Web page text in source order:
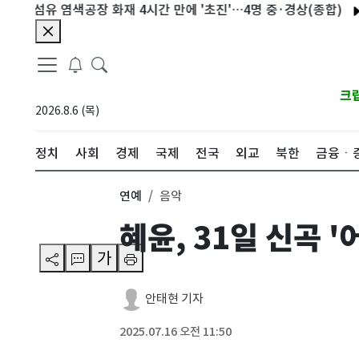
유 염색공장 화재 4시간 만에 '초진'…4명 중·경상(종합) 트럼
2026.8.6 (목)
크
정치 사회 경제 국제 전국 외교 북한 금융ㆍ
가
연예 음악
혜윤, 31일 신곡 '
안태현 기자
2025.07.16 오전 11:50